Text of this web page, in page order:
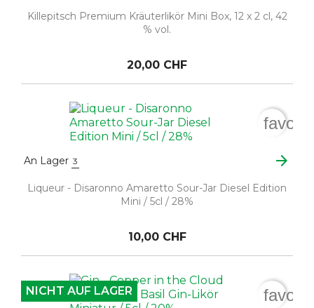
Killepitsch Premium Kräuterlikör Mini Box, 12 x 2 cl, 42
% vol.
20,00 CHF
An Lager 3 arrow_forward
Liqueur - Disaronno Amaretto Sour-Jar Diesel Edition
Mini / 5cl / 28%
10,00 CHF
NICHT AUF LAGER